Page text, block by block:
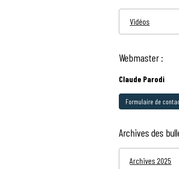
Vidéos
Webmaster :
Claude Parodi
Formulaire de
Archives des
Archives 2025